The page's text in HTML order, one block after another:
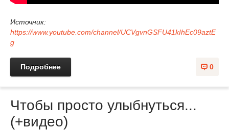
Источник:
https://www.youtube.com/channel/UCVgvnGSFU41kIhEc09aztE
g
0
Подробнее
Чтобы просто улыбнуться...
(+видео)